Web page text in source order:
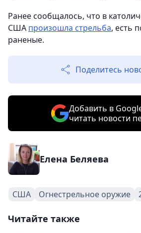
Ранее сообщалось, что в
США произошла стрельба, есть
раненые.
Поделитесь
Добавить в
читать новости
Елена Беляева
США Огнестрельное оружие
Читайте также